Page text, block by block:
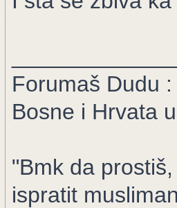
Forumaš Dudu
Bosne i Hrvata
"Bmk da
ispratit